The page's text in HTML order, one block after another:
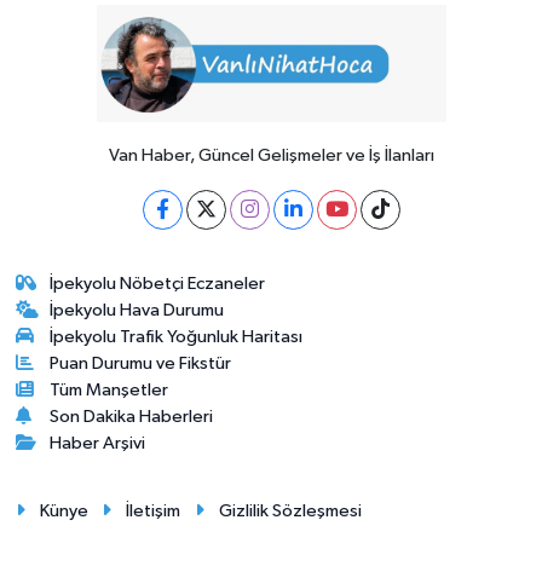
Van Haber, Güncel Gelişmeler ve İş İlanları
İpekyolu Nöbetçi Eczaneler
İpekyolu Hava Durumu
İpekyolu Trafik Yoğunluk Haritası
Puan Durumu ve Fikstür
Tüm Manşetler
Son Dakika Haberleri
Haber Arşivi
Künye İletişim Gizlilik Sözleşmesi